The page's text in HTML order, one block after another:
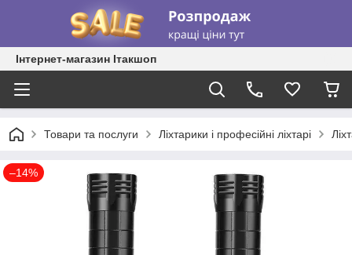
Інтернет-магазин Ітакшоп
Товари та послуги Ліхтарики і професійні ліхтарі
–14%